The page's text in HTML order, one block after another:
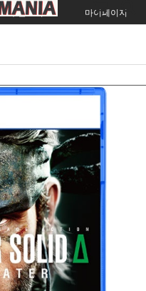
주문조회 마이페이지